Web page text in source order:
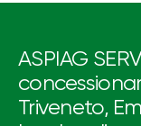
ASPIAG
Triveneto,